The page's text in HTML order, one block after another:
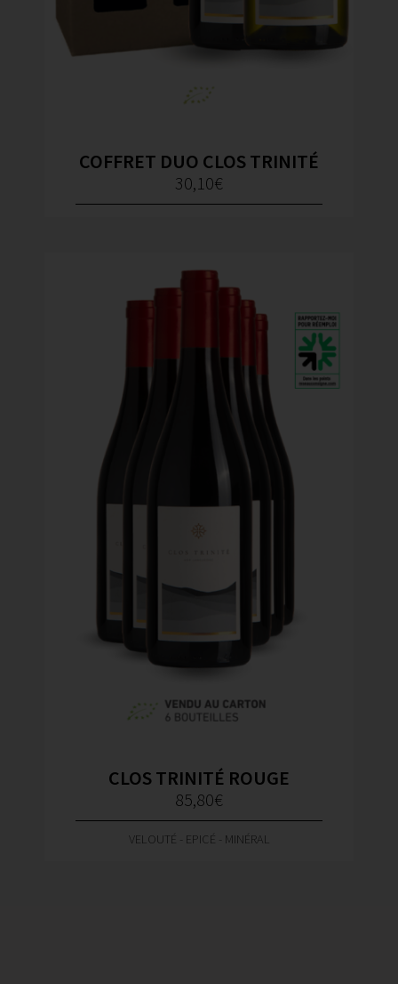
COFFRET DUO CLOS TRINITÉ
30,10€
CLOS TRINITÉ ROUGE
85,80€
VELOUTÉ - EPICÉ - MINÉRAL